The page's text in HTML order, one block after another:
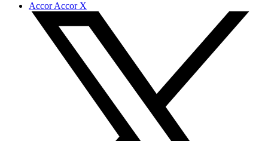
Accor Accor X